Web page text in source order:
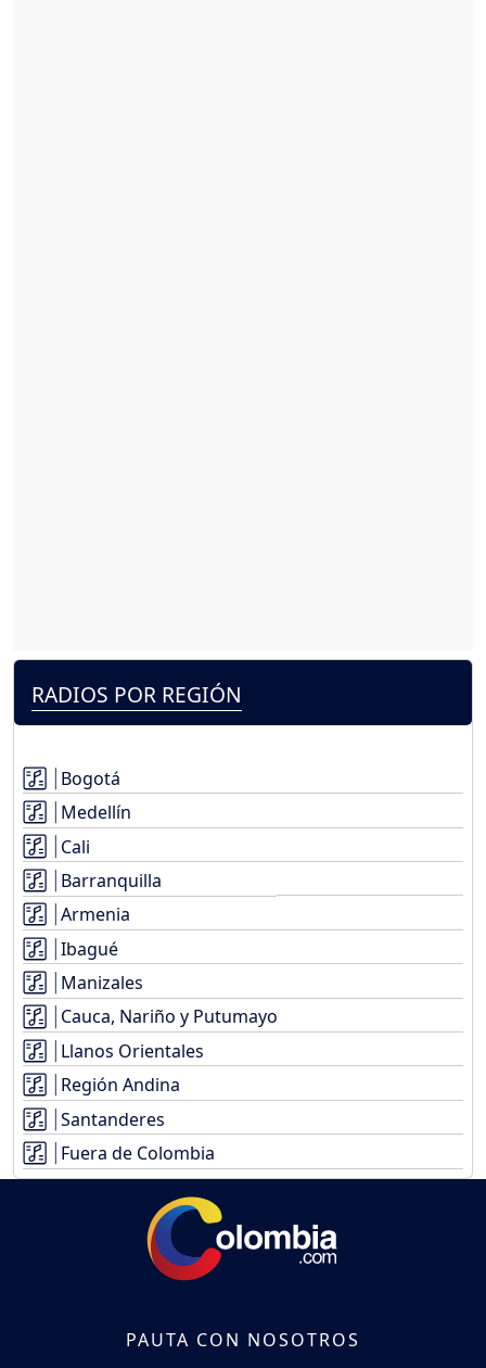
RADIOS POR REGIÓN
Bogotá
Medellín
Cali
Barranquilla
Armenia
Ibagué
Manizales
Cauca, Nariño y Putumayo
Llanos Orientales
Región Andina
Santanderes
Fuera de Colombia
PAUTA CON NOSOTROS